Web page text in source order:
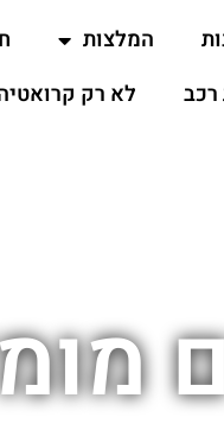
המלצות
לא רק